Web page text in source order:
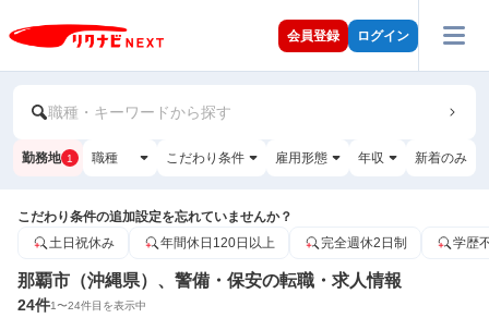
会員登録 ログイン
職種・キーワードから探す
勤務地 1 職種 こだわり条件 雇用形態 年収 新着のみ
こだわり条件の追加設定を忘れていませんか？
土日祝休み
年間休日120日以上 完全週休2日制 学歴
那覇市（沖縄県）、警備・保安の転職・求人情報
24件1〜24件目を表示中